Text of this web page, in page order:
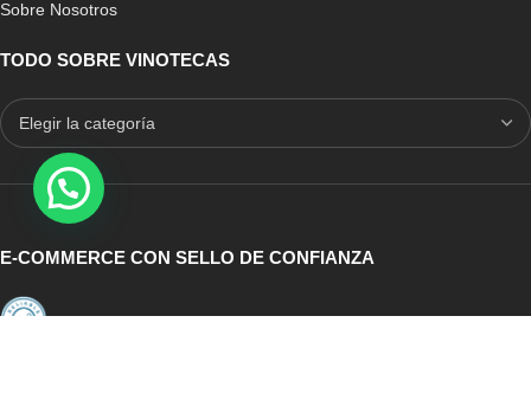
Mueble Vinos Cajas de
Madera Arganza
doble altura con 2 filas
Sobre Nosotros
TODO SOBRE VINOTECAS
E-COMMERCE CON SELLO DE CONFIANZA